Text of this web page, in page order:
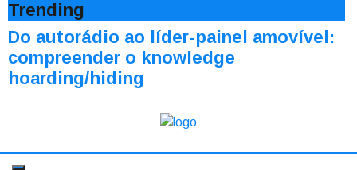
Trending
Do autorádio ao líder-painel amovível:
compreender o knowledge
hoarding/hiding